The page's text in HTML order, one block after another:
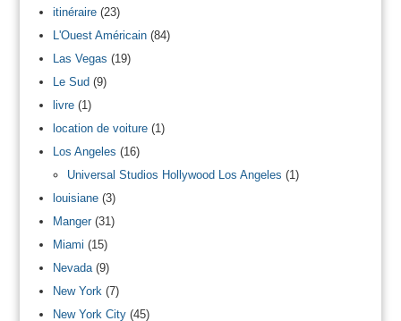
itinéraire(23)
L'Ouest Américain(84)
Las Vegas (19)
Le Sud(9)
livre(1)
location de voiture(1)
Los Angeles (16)
Universal Studios Hollywood Los Angeles (1)
louisiane(3)
Manger(31)
Miami (15)
Nevada(9)
New York (7)
New York City(45)